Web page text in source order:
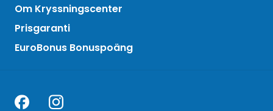
Om Kryssningscenter
Prisgaranti
EuroBonus Bonuspoäng